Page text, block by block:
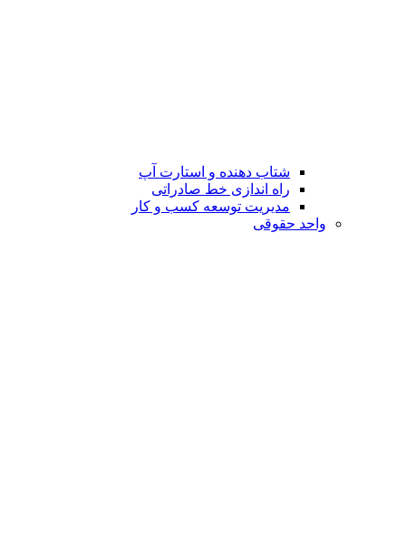
شتاب دهنده و استارت آپ
راه اندازی خط صادراتی
مدیریت توسعه کسب و کار
واحد حقوقی